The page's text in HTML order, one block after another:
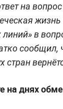
на
жизнь
в
сообщил,
стран
на днях